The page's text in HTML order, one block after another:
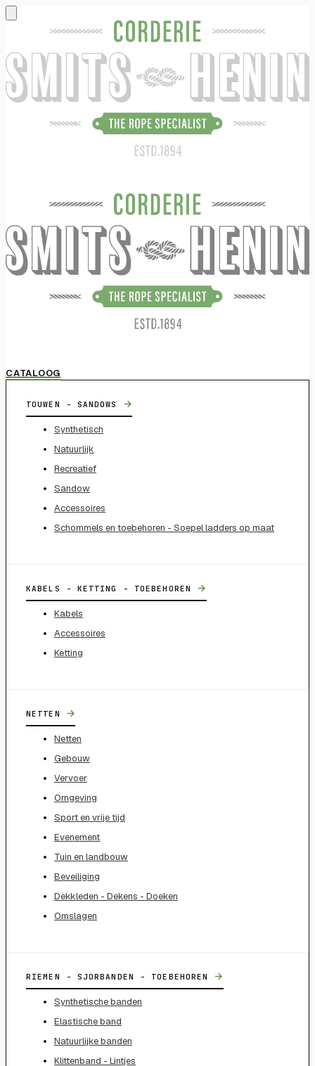
CATALOOG
TOUWEN - SANDOWS →
Synthetisch
Natuurlijk
Recreatief
Sandow
Accessoires
Schommels en toebehoren - Soepel ladders op maat
KABELS - KETTING - TOEBEHOREN →
Kabels
Accessoires
Ketting
NETTEN →
Netten
Gebouw
Vervoer
Omgeving
Sport en vrije tijd
Evenement
Tuin en landbouw
Beveiliging
Dekkleden - Dekens - Doeken
Omslagen
RIEMEN - SJORBANDEN - TOEBEHOREN →
Synthetische banden
Elastische band
Natuurlijke banden
Klittenband - Lintjes